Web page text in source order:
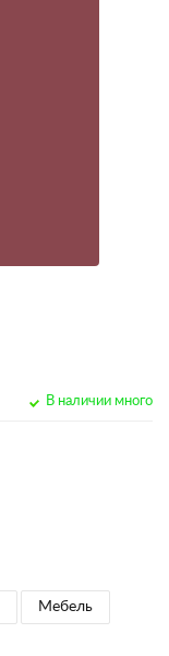
В наличии много
Мебель